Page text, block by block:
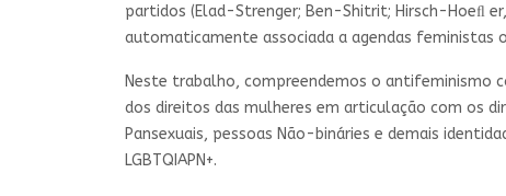
partidos (Elad-Strenger; Ben-Shitrit; Hirsch-Hoeﬂ
automaticamente associada a agendas feministas
Neste trabalho, compreendemos o antifeminismo
dos direitos das mulheres em articulação com os
Pansexuais, pessoas Não-bináries e demais
LGBTQIAPN+.